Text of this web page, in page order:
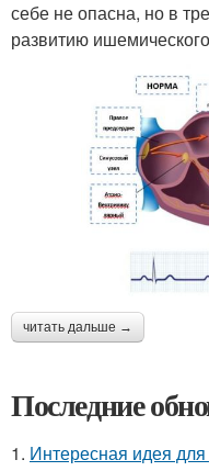
себе не опасна, но в
развитию
читать дальше →
Последние
1. Интересная идея для